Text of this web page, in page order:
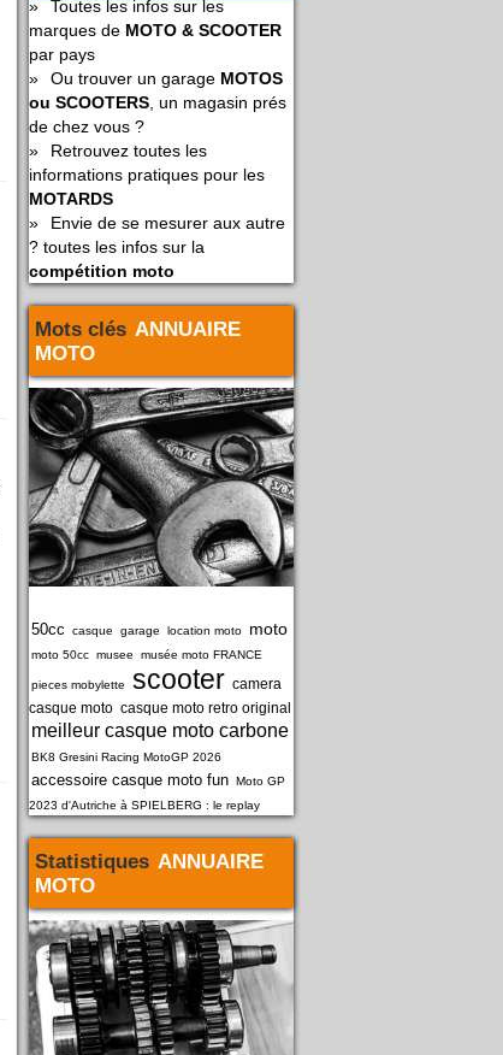
»
Toutes les infos sur les
marques de MOTO & SCOOTER
par pays
»
Ou trouver un garage MOTOS
ou SCOOTERS , un magasin prés
de chez vous ?
»
Retrouvez toutes les
informations pratiques pour les
MOTARDS
»
Envie de se mesurer aux autre
? toutes les infos sur la
compétition moto
Mots clés ANNUAIRE
MOTO
50cc casque garage location moto moto
moto 50cc musee musée moto FRANCE
pieces mobylette scooter camera
casque moto casque moto retro original
meilleur casque moto carbone
BK8 Gresini Racing MotoGP 2026
accessoire casque moto fun Moto GP
2023 d'Autriche à SPIELBERG : le replay
Statistiques ANNUAIRE
MOTO